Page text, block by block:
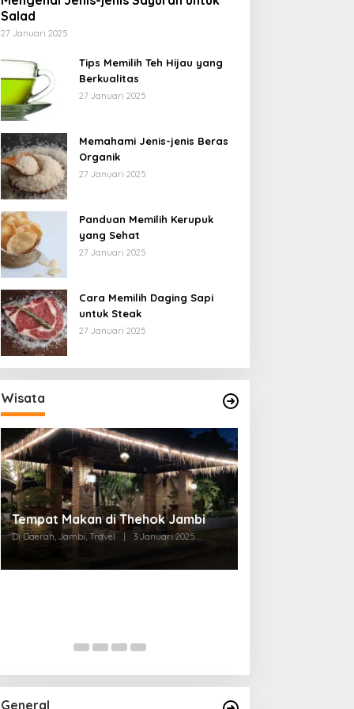
Salad
27 Januari 2025
Tips Memilih Teh Hijau yang
Berkualitas
27 Januari 2025
Memahami Jenis-jenis Beras
Organik
27 Januari 2025
Panduan Memilih Kerupuk
yang Sehat
27 Januari 2025
Cara Memilih Daging Sapi
untuk Steak
27 Januari 2025
Wisata
Tempat Makan di Thehok Jambi
Di Daerah, Jambi, Travel | 3 Januari 2025
General